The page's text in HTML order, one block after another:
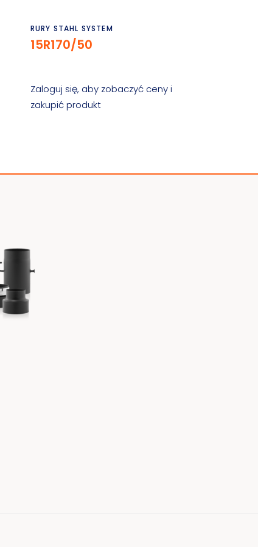
Czytaj dalej
RURY STAHL SYSTEM
15R170/50
Zaloguj się, aby zobaczyć ceny i
zakupić produkt